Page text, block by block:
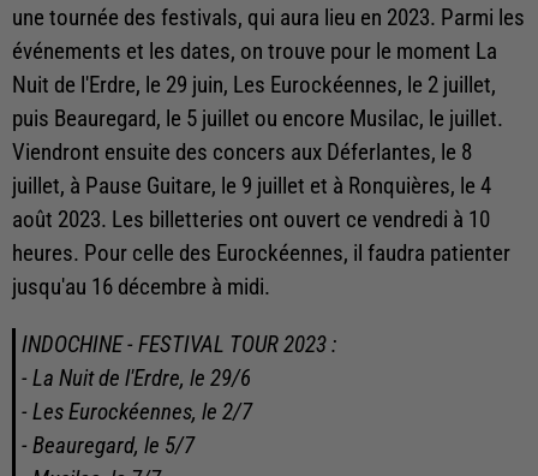
une tournée des festivals, qui aura lieu en 2023. Parmi les
événements et les dates, on trouve pour le moment La
Nuit de l'Erdre, le 29 juin, Les Eurockéennes, le 2 juillet,
puis Beauregard, le 5 juillet ou encore Musilac, le juillet.
Viendront ensuite des concers aux Déferlantes, le 8
juillet, à Pause Guitare, le 9 juillet et à Ronquières, le 4
août 2023. Les billetteries ont ouvert ce vendredi à 10
heures. Pour celle des Eurockéennes, il faudra patienter
jusqu'au 16 décembre à midi.
INDOCHINE - FESTIVAL TOUR 2023 :
- La Nuit de l'Erdre, le 29/6
- Les Eurockéennes, le 2/7
- Beauregard, le 5/7